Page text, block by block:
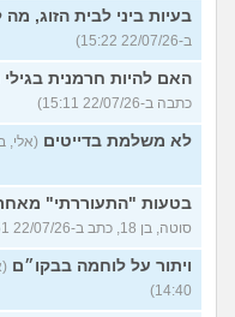
בעיות ביני לבית הזוג,
ב-22/07/26 15:22)
האם להיות חרמנית בגילי
כתבה ב-22/07/26 15:11)
לא משלמת בדייטים (אלי, בן 29, כתב ב-22/07/26
בטעות "התעוררתי"
סוטה, בן 18, כתב ב-22/07/26 14:51)
ויתור על לוחמה בבקו״ם
14:40)